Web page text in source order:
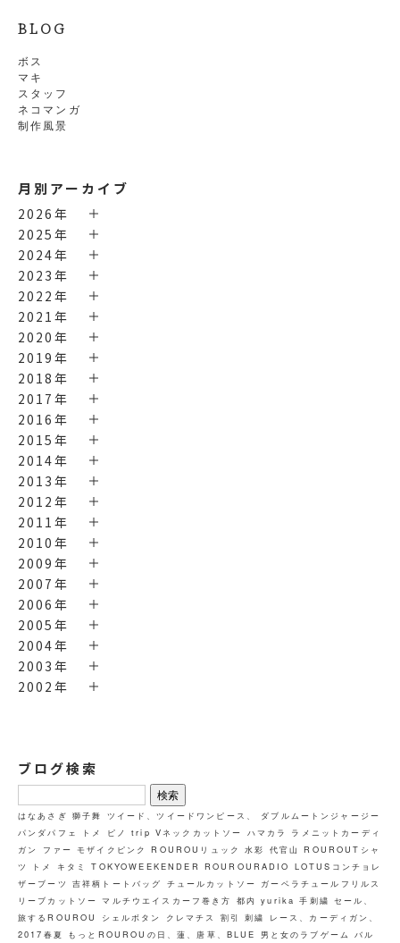
BLOG
ボス
マキ
スタッフ
ネコマンガ
制作風景
月別アーカイブ
2026年
2025年
2024年
2023年
2022年
2021年
2020年
2019年
2018年
2017年
2016年
2015年
2014年
2013年
2012年
2011年
2010年
2009年
2007年
2006年
2005年
2004年
2003年
2002年
ブログ検索
検
索:
はなあさぎ 獅子舞 ツイード、ツイードワンピース、
ダブルムートンジャージー
パンダパフェ
トメ ピノ trip Vネックカットソー ハマカラ
ラメニットカーディ
ガン
ファー モザイクピンク ROUROUリュック 水彩 代官山 ROUROUTシャ
ツ トメ キタミ
TOKYOWEEKENDER ROUROURADIO LOTUSコンチョレ
ザーブーツ 吉祥柄トートバッグ チュールカットソー ガーベラチュールフリルス
リーブカットソー マルチウエイスカーフ巻き方 都内 yurika 手刺繍 セール、
旅するROUROU
シェルボタン クレマチス 割引 刺繍
レース、カーディガン、
2017春夏 もっとROUROUの日、蓮、唐草、BLUE 男と女のラブゲーム
バル